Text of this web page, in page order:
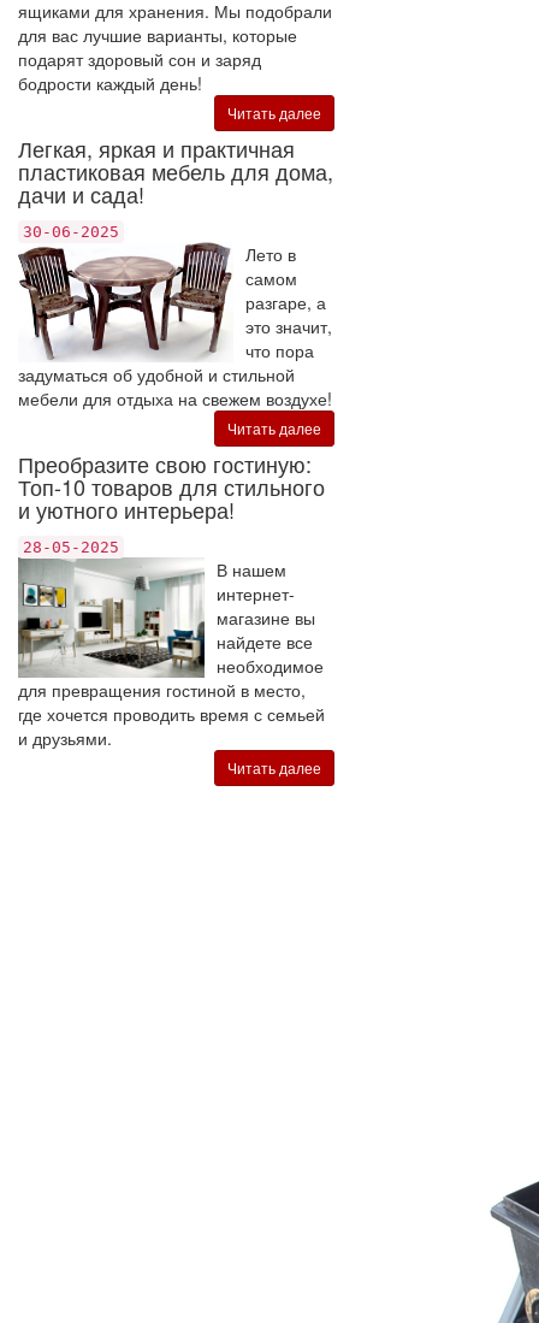
ящиками для хранения. Мы подобрали
для вас лучшие варианты, которые
подарят здоровый сон и заряд
бодрости каждый день!
Читать далее
Легкая, яркая и практичная
пластиковая мебель для дома,
дачи и сада!
30-06-2025
Лето в
самом
разгаре, а
это значит,
что пора
задуматься об удобной и стильной
мебели для отдыха на свежем воздухе!
Читать далее
Преобразите свою гостиную:
Топ-10 товаров для стильного
и уютного интерьера!
28-05-2025
В нашем
интернет-
магазине вы
найдете все
необходимое
для превращения гостиной в место,
где хочется проводить время с семьей
и друзьями.
Читать далее